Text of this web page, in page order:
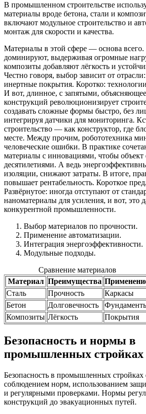
В промышленном строительстве
материалы вроде бетона, стали и
включают модульное строительство и
монтаж для скорости и качества.
Материалы в этой сфере — основа всего.
доминируют, выдерживая огромные
композиты добавляют лёгкость и
Честно говоря, выбор зависит от
инертные покрытия. Коротко:
И вот, длинное, с запятыми,
конструкций революционизирует
создавать сложные формы быстро, без
интегрируя датчики для мониторинга.
строительство — как конструктор, где
месте. Между прочим, робототехника
человеческие ошибки. В практике
материалы с инновациями, чтобы
десятилетиями. А ведь
изоляции, снижают затраты. В итоге,
повышает рентабельность. Короткое
Развёрнутое: иногда отступают от
наноматериалы для усиления, и вот, это
конкурентной промышленности.
Выбор материалов по прочности.
Применение автоматизации.
Интеграция энергоэффективности.
Модульные подходы.
Сравнение материалов
Материал Преимущества
Сталь
Прочность
Каркасы
Бетон
Долговечность
Композиты Лёгкость Покрытия
Безопасность и нормы в
промышленных стройках
Безопасность в промышленных стройках
соблюдением норм, использованием
и регулярными проверками. Нормы
конструкций до эвакуационных путей.